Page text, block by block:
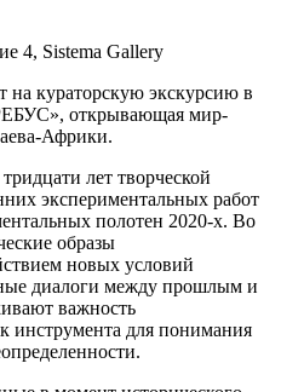
4, Sistema Gallery
на кураторскую экскурсию в
открывающая мир-
Африки.
лет творческой
экспериментальных работ
полотен 2020-х. Во
образы
новых условий
диалоги между прошлым и
важность
инструмента для понимания